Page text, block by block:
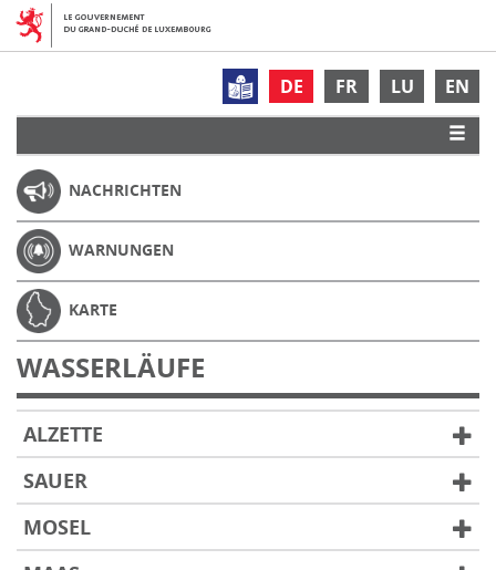
DE FR LU EN
NACHRICHTEN
WARNUNGEN
KARTE
WASSERLÄUFE
ALZETTE
SAUER
MOSEL